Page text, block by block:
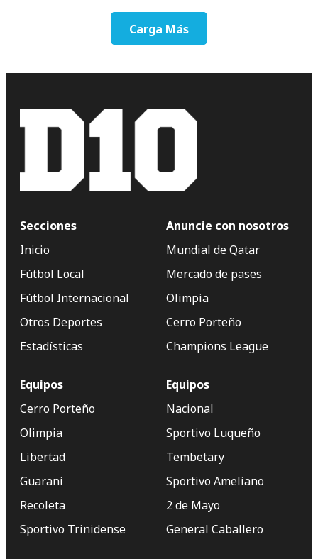
Carga Más
Secciones
Inicio
Fútbol Local
Fútbol Internacional
Otros Deportes
Estadísticas
Anuncie con nosotros
Mundial de Qatar
Mercado de pases
Olimpia
Cerro Porteño
Champions League
Equipos
Cerro Porteño
Olimpia
Libertad
Guaraní
Recoleta
Sportivo Trinidense
Equipos
Nacional
Sportivo Luqueño
Tembetary
Sportivo Ameliano
2 de Mayo
General Caballero